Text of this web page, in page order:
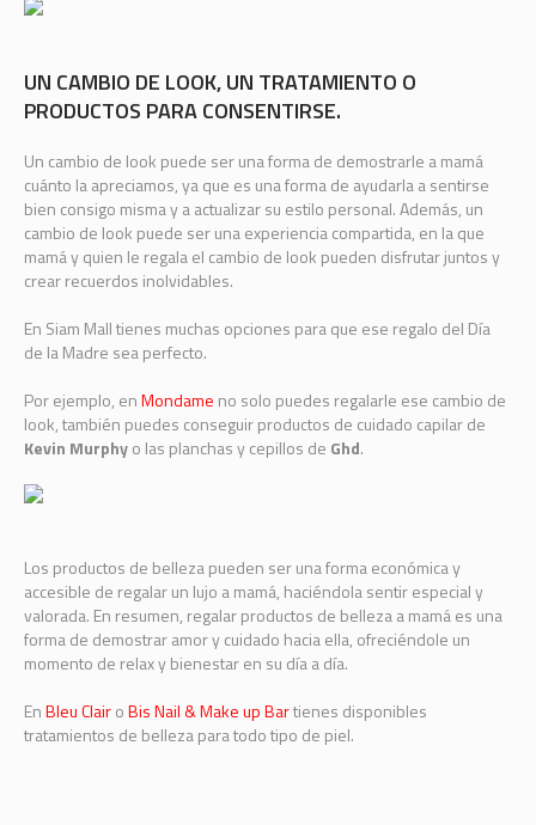
UN CAMBIO DE LOOK, UN TRATAMIENTO O
PRODUCTOS PARA CONSENTIRSE.
Un cambio de look puede ser una forma de demostrarle a mamá
cuánto la apreciamos, ya que es una forma de ayudarla a sentirse
bien consigo misma y a actualizar su estilo personal. Además, un
cambio de look puede ser una experiencia compartida, en la que
mamá y quien le regala el cambio de look pueden disfrutar juntos y
crear recuerdos inolvidables.
En Siam Mall tienes muchas opciones para que ese regalo del Día
de la Madre sea perfecto.
Por ejemplo, enMondame no solo puedes regalarle ese cambio de
look, también puedes conseguir productos de cuidado capilar de
Kevin Murphyo las planchas y cepillos de Ghd.
Los productos de belleza pueden ser una forma económica y
accesible de regalar un lujo a mamá, haciéndola sentir especial y
valorada. En resumen, regalar productos de belleza a mamá es una
forma de demostrar amor y cuidado hacia ella, ofreciéndole un
momento de relax y bienestar en su día a día.
EnBleu ClairoBis Nail & Make up Bartienes disponibles
tratamientos de belleza para todo tipo de piel.